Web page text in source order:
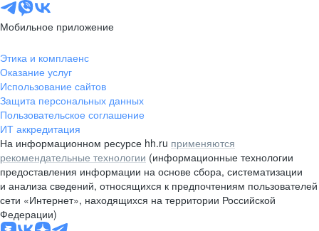
Мобильное приложение
Этика и комплаенс
Оказание услуг
Использование сайтов
Защита персональных данных
Пользовательское соглашение
ИТ аккредитация
На информационном ресурсе hh.ru применяются
рекомендательные технологии (информационные технологии
предоставления информации на основе сбора, систематизации
и анализа сведений, относящихся к предпочтениям пользователей
сети «Интернет», находящихся на территории Российской
Федерации)